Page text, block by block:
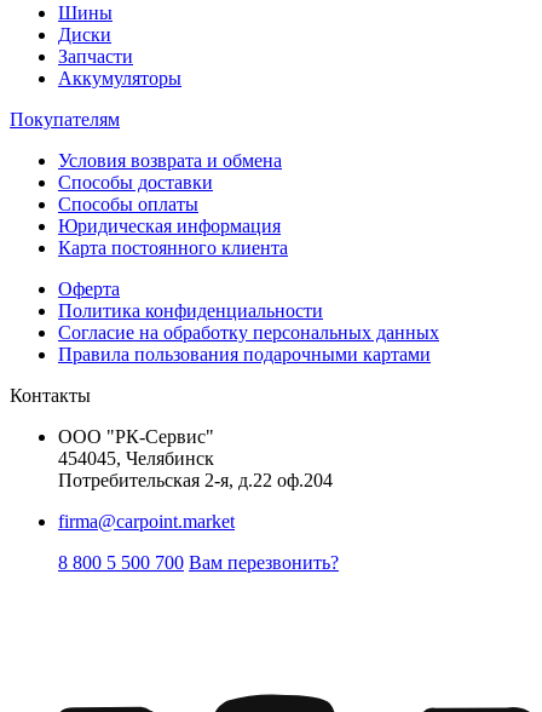
Шины
Диски
Запчасти
Аккумуляторы
Покупателям
Условия возврата и обмена
Способы доставки
Способы оплаты
Юридическая информация
Карта постоянного клиента
Оферта
Политика конфиденциальности
Согласие на обработку персональных данных
Правила пользования подарочными картами
Контакты
ООО "РК-Сервис"
454045, Челябинск
Потребительская 2-я, д.22 оф.204
firma@carpoint.market
8 800 5 500 700 Вам перезвонить?